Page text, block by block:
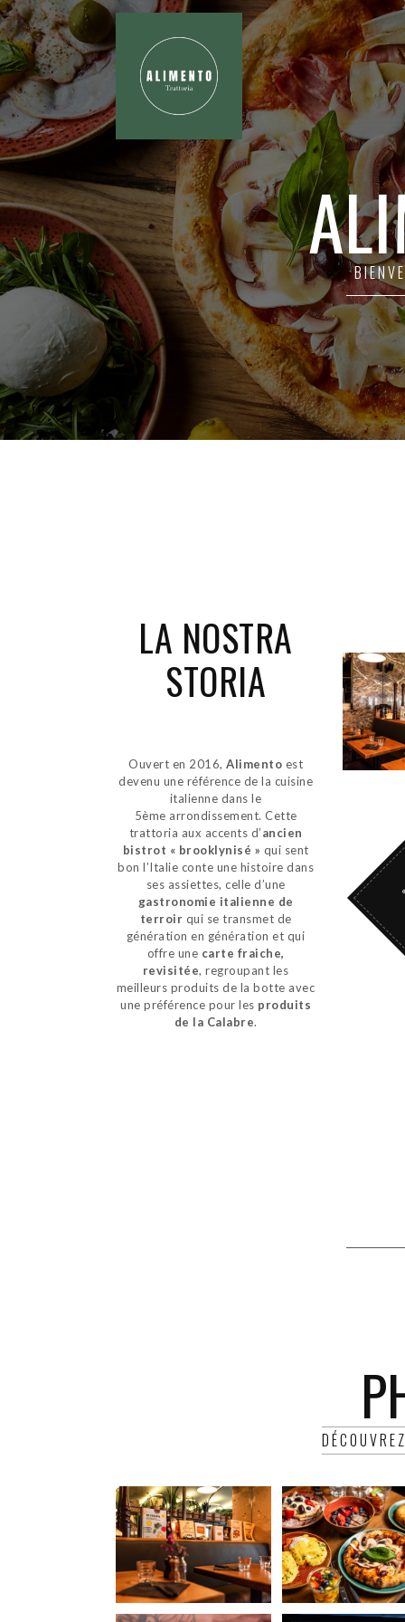
LA NOSTRA
STORIA
Ouvert en 2016,Alimento est
devenu une référence de la cuisine
italienne dans le
5ème arrondissement. Cette
trattoria aux accents d’ancien
bistrot « brooklynisé » qui sent
bon l’Italie conte une histoire dans
ses assiettes, celle d’une
gastronomie italienne de
terroir qui se transmet de
génération en génération et qui
offre une carte fraiche,
revisitée, regroupant les
meilleurs produits de la botte avec
une préférence pour les produits
de la Calabre.